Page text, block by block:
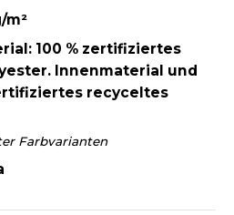
m²
100 % zertifiziertes
Innenmaterial und
recyceltes
Farbvarianten